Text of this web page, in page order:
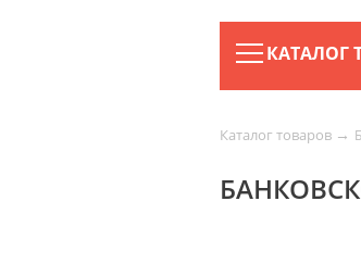
КАТАЛОГ
Каталог товаров →